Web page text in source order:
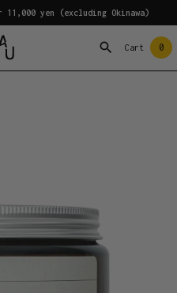
yen (excluding Okinawa)
Cart 0